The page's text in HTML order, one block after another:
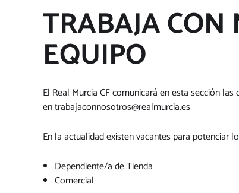
TRABAJA CON
EQUIPO
El Real Murcia CF comunicará en esta sección
entrabajaconnosotros@realmurcia.es
En la actualidad existen vacantes para potenciar
Dependiente/a de Tienda
Comercial